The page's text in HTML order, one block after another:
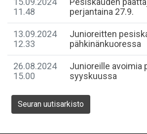
11.48
perjantaina 27.9.
13.09.2024
12.33
Junioreitten
pähkinänkuoressa
26.08.2024
15.00
Junioreille avoimia
syyskuussa
Seuran uutisarkisto